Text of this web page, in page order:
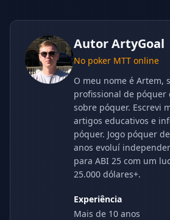
AutorArtyGoal
No poker MTT online
O meu nome é Artem,
profissional de póquer
sobre póquer. Escrevi
artigos educativos e
póquer. Jogo póquer
anos evoluí
para ABI 25 com um
25.000 dólares+.
Experiência
Mais de 10 anos